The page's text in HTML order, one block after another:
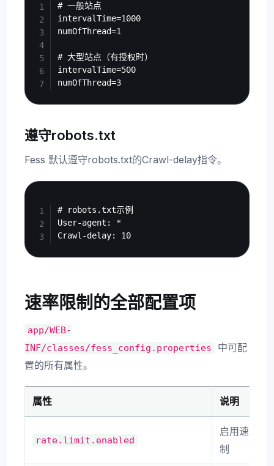
# 一般站点
intervalTime=1000
numOfThread=1
# 大型站点（有授权时）
intervalTime=500
遵守robots.txt
Fess 默认遵守robots.txt的Crawl-delay指令。
# robots.txt示例
User-agent: *
速率限制的全部配置项
app/WEB-
INF/classes/fess_config.properties
中可配
置的所有属性。
属性 说明
rate.limit.enabled
启用速率限
制